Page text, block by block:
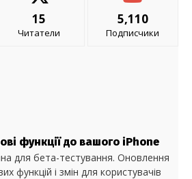
15
Читатели
5,110
Подписчики
функції до вашого iPhone
для бета-тестування. Оновлення
функцій і змін для користувачів